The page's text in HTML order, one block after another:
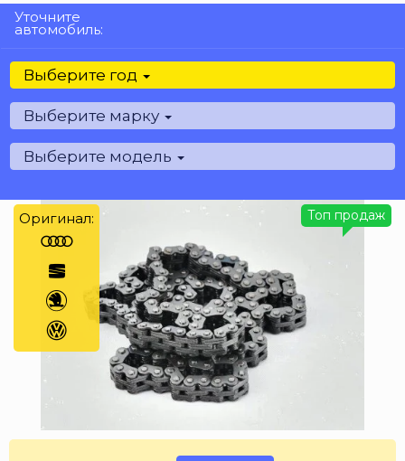
Уточните
автомобиль:
Выберите год
Выберите марку
Выберите модель
Топ продаж
Оригинал: